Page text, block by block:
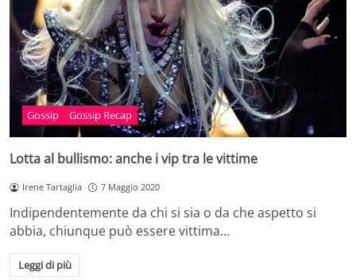
Gossip Gossip Recap
Lotta al bullismo: anche i vip tra le vittime
Irene Tartaglia 7 Maggio 2020
Indipendentemente da chi si sia o da che aspetto si
abbia, chiunque può essere vittima…
Leggi di più